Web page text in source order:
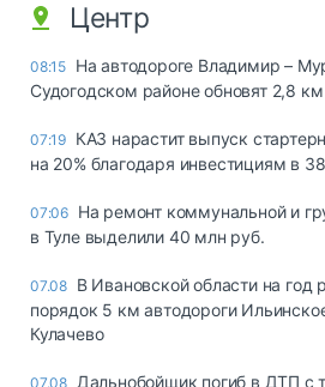
Центр
08:15 На автодороге Владимир –
Судогодском районе обновят 2,8 км
07:19 КАЗ нарастит выпуск
на 20% благодаря инвестициям в
07:06 На ремонт коммунальной и
в Туле выделили 40 млн руб.
07.08 В Ивановской области на год
порядок 5 км автодороги
Кулачево
07.08 Дальнобойщик погиб в ДТП с